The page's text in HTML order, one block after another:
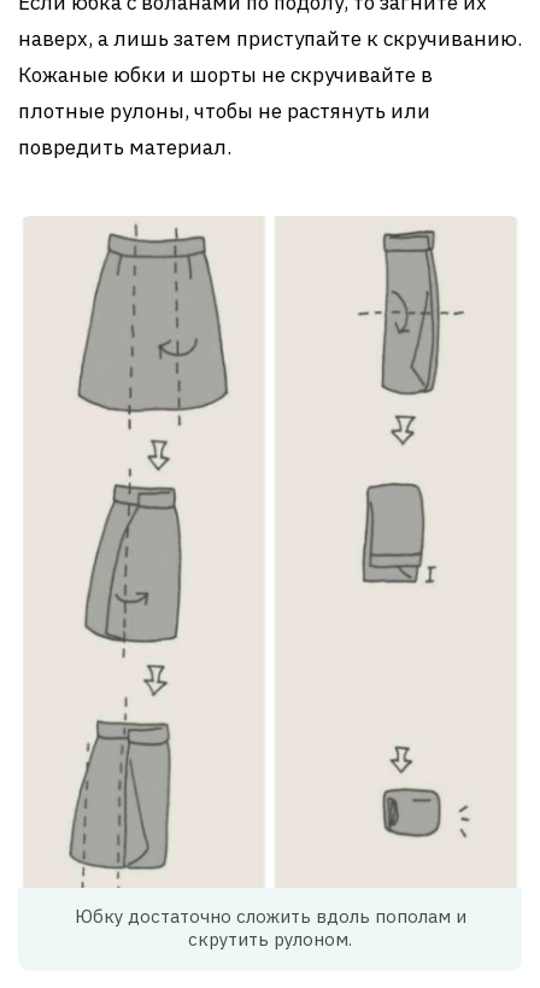
наверх, а лишь затем приступайте к скручиванию.
Кожаные юбки и шорты не скручивайте в
плотные рулоны, чтобы не растянуть или
повредить материал.
Юбку достаточно сложить вдоль пополам и
скрутить рулоном.